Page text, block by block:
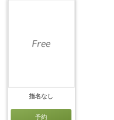
指名なし
予約